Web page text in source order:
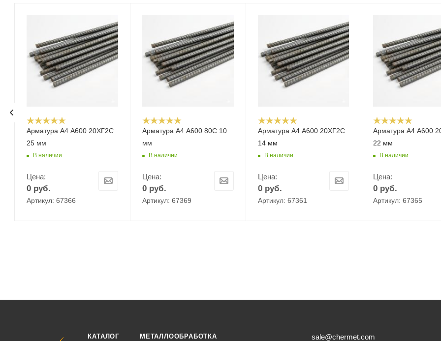
Арматура А4 А600 20ХГ2С
25 мм
В наличии
Цена:
0 руб.
Артикул: 67366
Арматура А4 А600 80С 10
мм
В наличии
Цена:
0руб.
Артикул: 67369
Арматура А4 А600 20ХГ2С
14 мм
В наличии
Цена:
0руб.
Артикул: 67361
Арматура А4 А600
22 мм
В наличии
Цена:
0 руб.
Артикул: 67365
КАТАЛОГ МЕТАЛЛООБРАБОТКА
sale@chermet.com